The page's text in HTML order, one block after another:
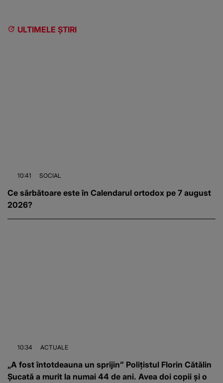
ULTIMELE ȘTIRI
10:41 SOCIAL
Ce sărbătoare este în Calendarul ortodox pe 7 august
2026?
10:34 ACTUALE
„A fost întotdeauna un sprijin” Polițistul Florin Cătălin
Șucată a murit la numai 44 de ani. Avea doi copii și o